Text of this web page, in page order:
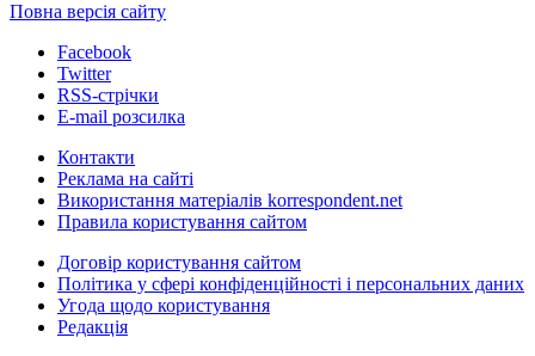
Повна версія сайту
Facebook
Twitter
RSS-стрічки
E-mail розсилка
Контакти
Реклама на сайті
Використання матеріалів korrespondent.net
Правила користування сайтом
Договір користування сайтом
Політика у сфері конфіденційності і персональних даних
Угода щодо користування
Редакція